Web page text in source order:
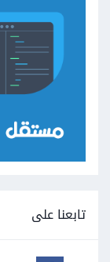
تابعنا على